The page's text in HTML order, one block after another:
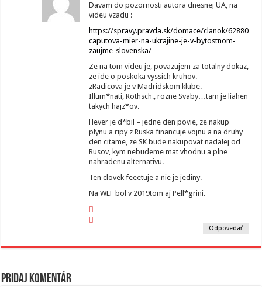
Davam do pozornosti autora dnesnej UA, na
videu vzadu :
https://spravy.pravda.sk/domace/clanok/628809-
caputova-mier-na-ukrajine-je-v-bytostnom-
zaujme-slovenska/
Ze na tom videu je, povazujem za totalny dokaz,
ze ide o poskoka vyssich kruhov.
zRadicova je v Madridskom klube.
Illum*nati, Rothsch., rozne Svaby…tam je liahen
takych hajz*ov.
Hever je d*bil – jedne den povie, ze nakup
plynu a ripy z Ruska financuje vojnu a na druhy
den citame, ze SK bude nakupovat nadalej od
Rusov, kym nebudeme mat vhodnu a plne
nahradenu alternativu.
Ten clovek feeetuje a nie je jediny.
Na WEF bol v 2019tom aj Pell*grini.
Odpovedať
Pridaj komentár